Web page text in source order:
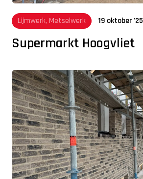
Lijmwerk, Metselwerk 19 oktober '25
Supermarkt Hoogvliet